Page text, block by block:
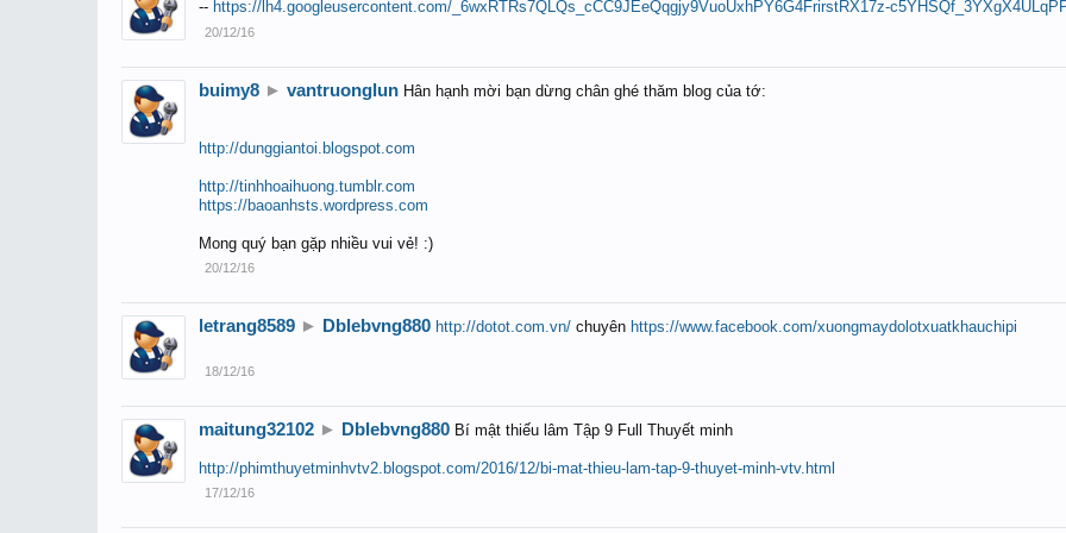
-- https://lh4.googleusercontent.com/_6wxRTRs7QLQs_cCC9JEeQqgjy9VuoUxhPY6G4FrirstRX17z-
20/12/16
buimy8 ► vantruonglun Hân hạnh mời bạn dừng chân ghé thăm blog của tớ:
http://dunggiantoi.blogspot.com
http://tinhhoaihuong.tumblr.com
https://baoanhsts.wordpress.com
Mong quý bạn gặp nhiều vui vẻ! :)
20/12/16
letrang8589 ► Dblebvng880 http://dotot.com.vn/ chuyên https://www.facebook.com/xuongmaydolotxuatkhauchipi
18/12/16
maitung32102 ► Dblebvng880 Bí mật thiếu lâm Tập 9 Full Thuyết minh
http://phimthuyetminhvtv2.blogspot.com/2016/12/bi-mat-thieu-lam-tap-9-thuyet-minh-vtv.html
17/12/16